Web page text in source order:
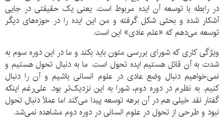
در رابطه با توسعه آن ایده مربوط است. یعنی یک حقیقتی در جایی
آشکار شده و بحثی شکل گرفته و من این ایده را در حوزه‌های دیگر
توسعه می‌دهم که «علم عادی» این است.
ویژگی کاری که شورای بررسی متون باید بکند و ما در این دوره سوم به
شدت به آن قائل هستیم ایده تحول است. ما به دنبال تحول هستیم و
نمی‌خواهیم دنبال وضع عادی در علوم انسانی باشیم و آن را دنبال
کنیم. به نظرم در دوره دوم، شورا به این نزدیک‌تر بود. علی‌رغم اینکه
گفتار نقد خیلی هم در آن برهه توسعه پیدا می‌کند اما عملاً دنبال تحول
نبود و طرحی از تحول در علوم انسانی در دوره دوم مشاهده نمی‌شد.